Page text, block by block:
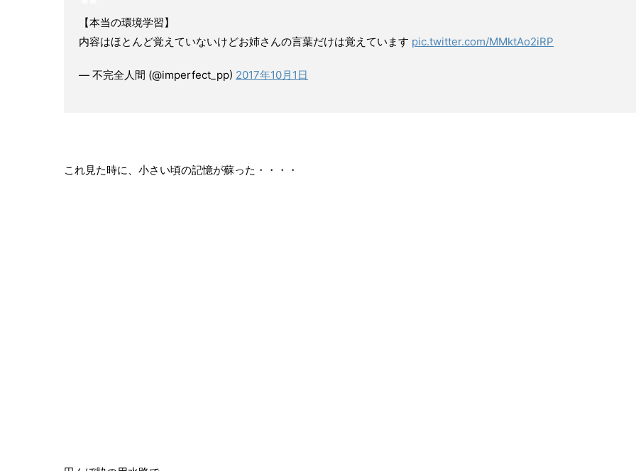
【本当の環境学習】
内容はほとんど覚えていないけどお姉さんの言葉だけは覚えています pic.twitter.com/MMktAo2iRP
— 不完全人間 (@imperfect_pp) 2017年10月1日
これ見た時に、小さい頃の記憶が蘇った・・・・